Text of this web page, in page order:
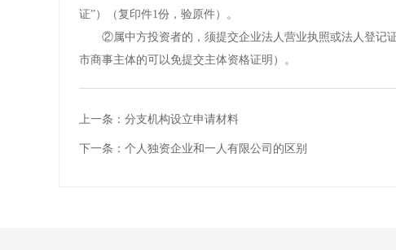
证”）（复印件1份，验原件）。
②属中方投资者的，须提交企业法人营业执照或法人登记
市商事主体的可以免提交主体资格证明）。
上一条： 分支机构设立申请材料
下一条： 个人独资企业和一人有限公司的区别